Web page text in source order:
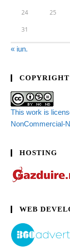
24 25
31
« iun.
COPYRIGHT
This work is
NonCommercial-
HOSTING
WEB